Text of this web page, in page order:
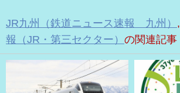
JR九州（鉄道ニュース速報 九州） ,
報（JR・第三セクター） の関連記事